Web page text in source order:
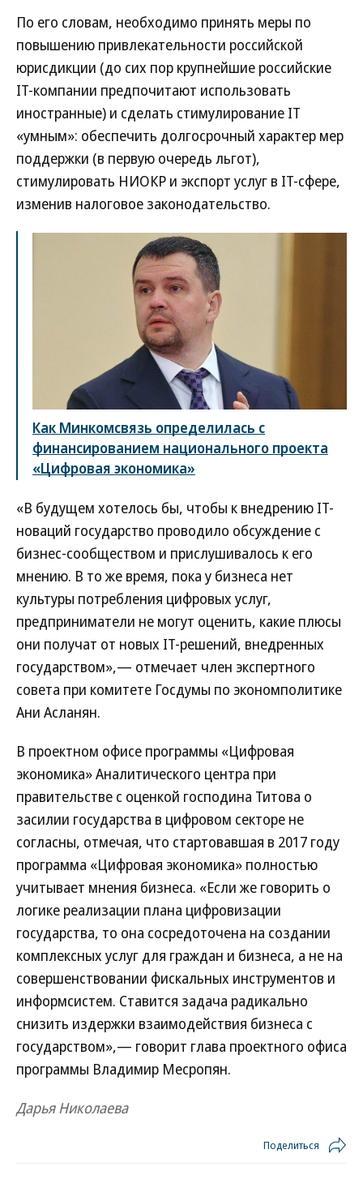
По его словам, необходимо принять меры по
повышению привлекательности российской
юрисдикции (до сих пор крупнейшие российские
IT-компании предпочитают использовать
иностранные) и сделать стимулирование IT
«умным»: обеспечить долгосрочный характер мер
поддержки (в первую очередь льгот),
стимулировать НИОКР и экспорт услуг в IT-сфере,
изменив налоговое законодательство.
Как Минкомсвязь определилась с
финансированием национального проекта
«Цифровая экономика»
«В будущем хотелось бы, чтобы к внедрению IT-
новаций государство проводило обсуждение с
бизнес-сообществом и прислушивалось к его
мнению. В то же время, пока у бизнеса нет
культуры потребления цифровых услуг,
предприниматели не могут оценить, какие плюсы
они получат от новых IT-решений, внедренных
государством»,— отмечает член экспертного
совета при комитете Госдумы по экономполитике
Ани Асланян.
В проектном офисе программы «Цифровая
экономика» Аналитического центра при
правительстве с оценкой господина Титова о
засилии государства в цифровом секторе не
согласны, отмечая, что стартовавшая в 2017 году
программа «Цифровая экономика» полностью
учитывает мнения бизнеса. «Если же говорить о
логике реализации плана цифровизации
государства, то она сосредоточена на создании
комплексных услуг для граждан и бизнеса, а не на
совершенствовании фискальных инструментов и
информсистем. Ставится задача радикально
снизить издержки взаимодействия бизнеса с
государством»,— говорит глава проектного офиса
программы Владимир Месропян.
Дарья Николаева
Поделиться